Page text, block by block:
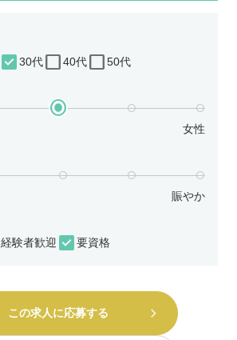
30代 40代
50代
女性
賑やか
経験者歓迎 要資格
この求人に応募する